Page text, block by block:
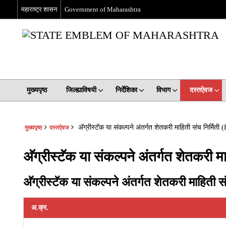
महाराष्ट्र शासन Government of Maharashtra
मुख्यपृष्ठ जिल्ह्याविषयी निर्देशिका विभाग दस्तऐवज
मुख्यपृष्ठ दस्तऐवज अ‍ॅग्रीस्टॅक या संकल्पने अंतर्गत शेतकरी माहिती संच निर्मिती
अ‍ॅग्रीस्टॅक या संकल्पने अंतर्गत शेतकरी
अ‍ॅग्रीस्टॅक या संकल्पने अंतर्गत शेतकरी माहिती
अ.क्र.